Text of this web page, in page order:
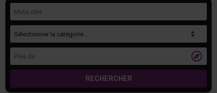

RECHERCHER